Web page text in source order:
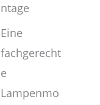
ntage
Eine
fachgerecht
e
Lampenmo